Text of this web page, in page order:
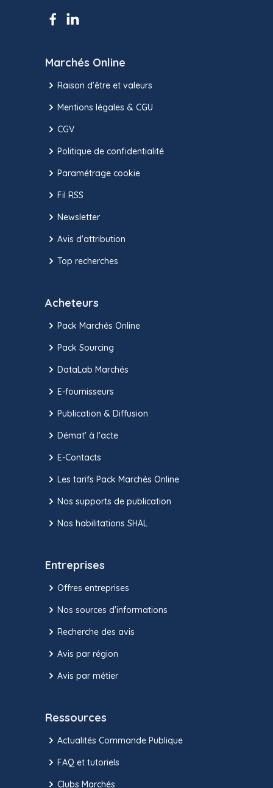
Marchés Online
Raison d’être et valeurs
Mentions légales & CGU
CGV
Politique de confidentialité
Paramétrage cookie
Fil RSS
Newsletter
Avis d'attribution
Top recherches
Acheteurs
Pack Marchés Online
Pack Sourcing
DataLab Marchés
E-fournisseurs
Publication & Diffusion
Démat' à l'acte
E-Contacts
Les tarifs Pack Marchés Online
Nos supports de publication
Nos habilitations SHAL
Entreprises
Offres entreprises
Nos sources d'informations
Recherche des avis
Avis par région
Avis par métier
Ressources
Actualités Commande Publique
FAQ et tutoriels
Clubs Marchés